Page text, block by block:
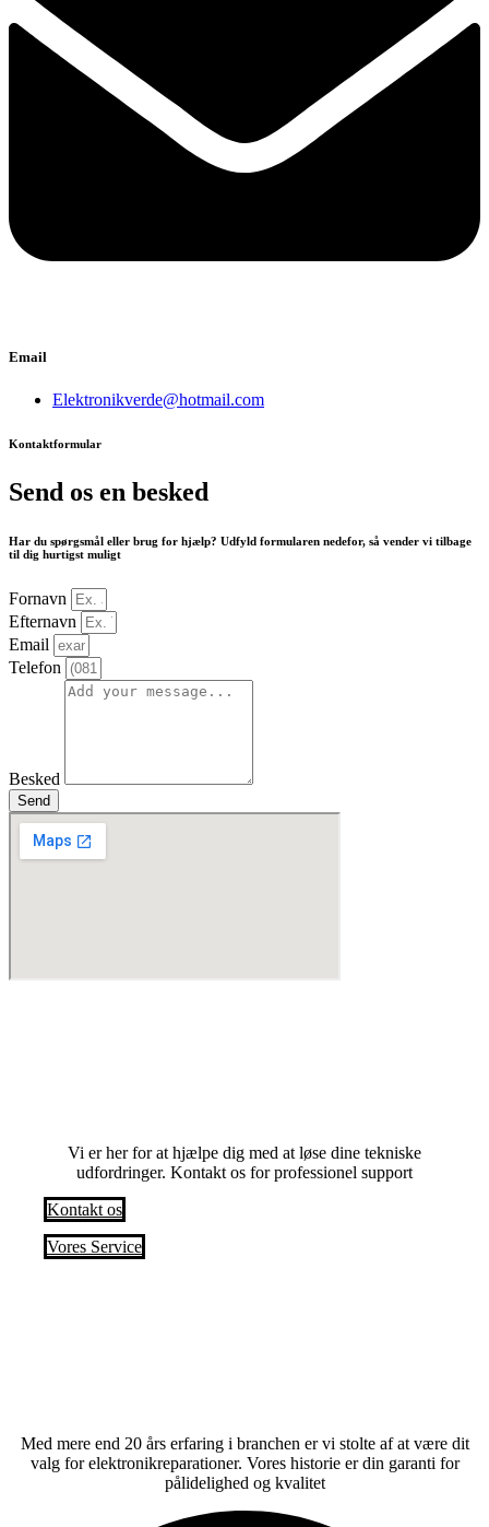
Email
Elektronikverde@hotmail.com
Kontaktformular
Send os en besked
Har du spørgsmål eller brug for hjælp? Udfyld formularen nedefor, så vender vi tilbage
til dig hurtigst muligt
Fornavn
Efternavn
Email
Telefon
Besked
Send
Vi er her for at hjælpe dig med at løse dine tekniske
udfordringer. Kontakt os for professionel support
Kontakt os
Vores Service
Med mere end 20 års erfaring i branchen er vi stolte af at være dit
valg for elektronikreparationer. Vores historie er din garanti for
pålidelighed og kvalitet